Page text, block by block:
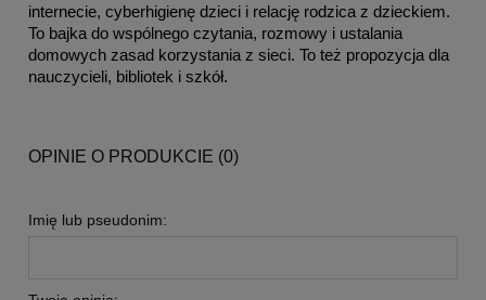
internecie, cyberhigienę dzieci i relację rodzica z dzieckiem.
To bajka do wspólnego czytania, rozmowy i ustalania
domowych zasad korzystania z sieci. To też propozycja dla
nauczycieli, bibliotek i szkół.
OPINIE O PRODUKCIE (0)
Imię lub pseudonim: